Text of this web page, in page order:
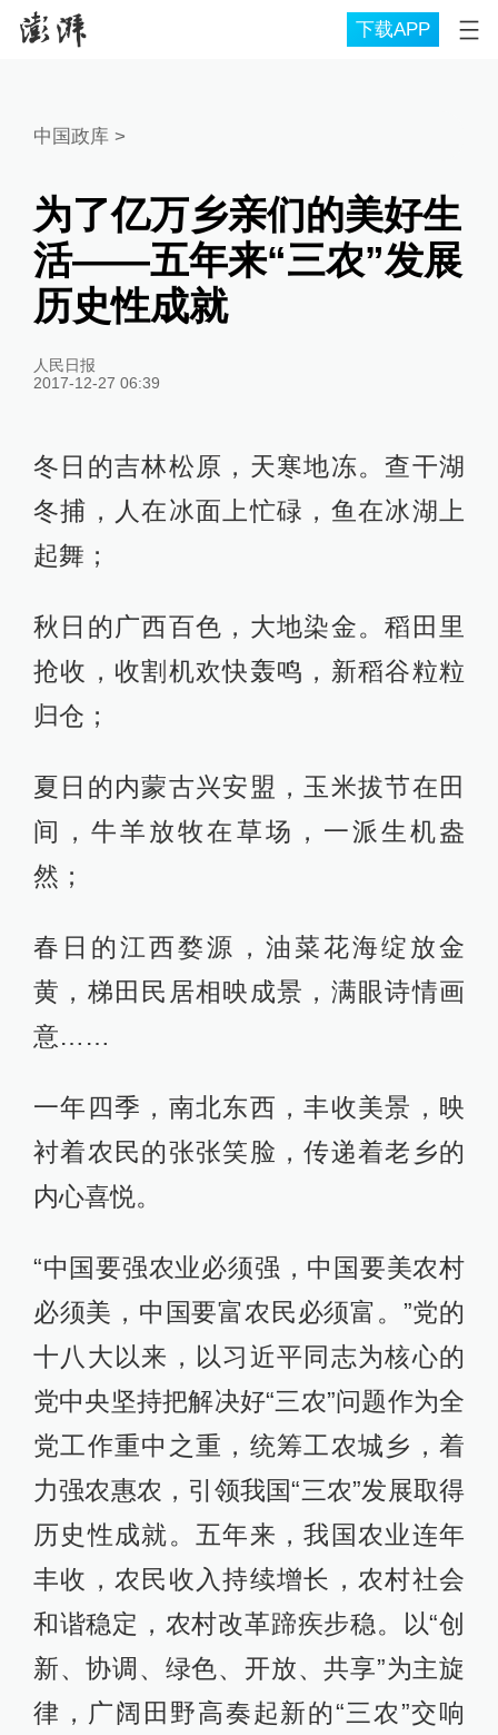
下载APP
中国政库 >
为了亿万乡亲们的美好生
活——五年来“三农”发展
历史性成就
人民日报
2017-12-27 06:39
冬日的吉林松原，天寒地冻。查干湖
冬捕，人在冰面上忙碌，鱼在冰湖上
起舞；
秋日的广西百色，大地染金。稻田里
抢收，收割机欢快轰鸣，新稻谷粒粒
归仓；
夏日的内蒙古兴安盟，玉米拔节在田
间，牛羊放牧在草场，一派生机盎
然；
春日的江西婺源，油菜花海绽放金
黄，梯田民居相映成景，满眼诗情画
意……
一年四季，南北东西，丰收美景，映
衬着农民的张张笑脸，传递着老乡的
内心喜悦。
“中国要强农业必须强，中国要美农村
必须美，中国要富农民必须富。”党的
十八大以来，以习近平同志为核心的
党中央坚持把解决好“三农”问题作为全
党工作重中之重，统筹工农城乡，着
力强农惠农，引领我国“三农”发展取得
历史性成就。五年来，我国农业连年
丰收，农民收入持续增长，农村社会
和谐稳定，农村改革蹄疾步稳。以“创
新、协调、绿色、开放、共享”为主旋
律，广阔田野高奏起新的“三农”交响